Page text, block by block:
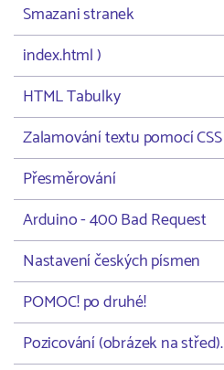
Smazani stranek
index.html )
HTML Tabulky
Zalamování textu pomocí CSS
Přesměrování
Arduino - 400 Bad Request
Nastavení českých písmen
POMOC! po druhé!
Pozicování (obrázek na střed).